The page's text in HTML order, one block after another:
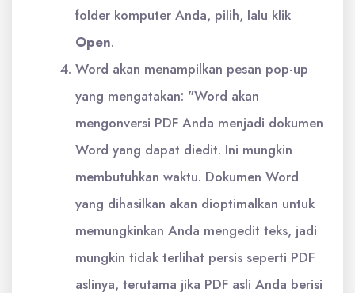
folder komputer Anda, pilih, lalu klik
Open.
Word akan menampilkan pesan pop-up
yang mengatakan: "Word akan
mengonversi PDF Anda menjadi dokumen
Word yang dapat diedit. Ini mungkin
membutuhkan waktu. Dokumen Word
yang dihasilkan akan dioptimalkan untuk
memungkinkan Anda mengedit teks, jadi
mungkin tidak terlihat persis seperti PDF
aslinya, terutama jika PDF asli Anda berisi